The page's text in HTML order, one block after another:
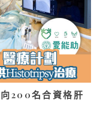
200名合資格肝